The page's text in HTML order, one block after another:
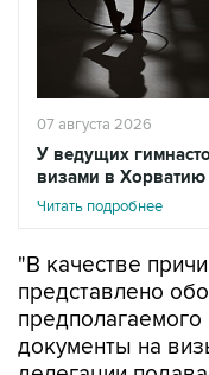
07 августа 2026
У ведущих
визами в
Читать подробнее
"В качестве
представлено
документы на